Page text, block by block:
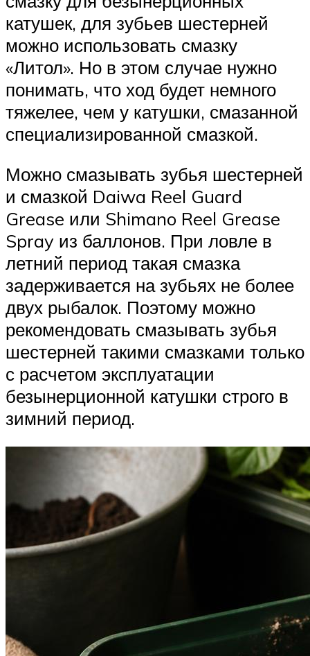
катушек, для зубьев шестерней
можно использовать смазку
«Литол». Но в этом случае нужно
понимать, что ход будет немного
тяжелее, чем у катушки, смазанной
специализированной смазкой.
Можно смазывать зубья шестерней
и смазкой Daiwa Reel Guard
Grease или Shimano Reel Grease
Spray из баллонов. При ловле в
летний период такая смазка
задерживается на зубьях не более
двух рыбалок. Поэтому можно
рекомендовать смазывать зубья
шестерней такими смазками только
с расчетом эксплуатации
безынерционной катушки строго в
зимний период.